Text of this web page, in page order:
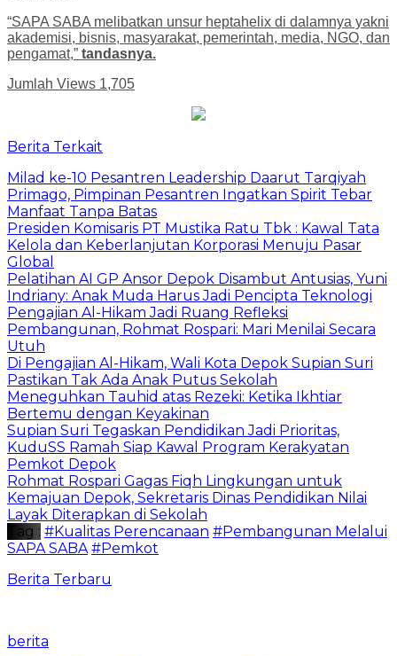
“SAPA SABA melibatkan unsur heptahelix di dalamnya yakni
akademisi, bisnis, masyarakat, pemerintah, media, NGO, dan
pengamat,” tandasnya.
Jumlah Views 1,705
Berita Terkait
Milad ke-10 Pesantren Leadership Daarut Tarqiyah
Primago, Pimpinan Pesantren Ingatkan Spirit Tebar
Manfaat Tanpa Batas
Presiden Komisaris PT Mustika Ratu Tbk : Kawal Tata
Kelola dan Keberlanjutan Korporasi Menuju Pasar
Global
Pelatihan AI GP Ansor Depok Disambut Antusias, Yuni
Indriany: Anak Muda Harus Jadi Pencipta Teknologi
Pengajian Al-Hikam Jadi Ruang Refleksi
Pembangunan, Rohmat Rospari: Mari Menilai Secara
Utuh
Di Pengajian Al-Hikam, Wali Kota Depok Supian Suri
Pastikan Tak Ada Anak Putus Sekolah
Meneguhkan Tauhid atas Rezeki: Ketika Ikhtiar
Bertemu dengan Keyakinan
Supian Suri Tegaskan Pendidikan Jadi Prioritas,
KuduSS Ramah Siap Kawal Program Kerakyatan
Pemkot Depok
Rohmat Rospari Gagas Fiqh Lingkungan untuk
Kemajuan Depok, Sekretaris Dinas Pendidikan Nilai
Layak Diterapkan di Sekolah
Tag : #Kualitas Perencanaan #Pembangunan Melalui
SAPA SABA #Pemkot
Berita Terbaru
berita